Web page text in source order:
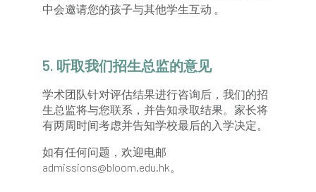
中会邀请您的孩子与其他学生互动 。
5. 听取我们招生总监的意见
学术团队针对评估结果进行咨询后，我们的招
生总监将与您联系，并告知录取结果。家长将
有两周时间考虑并告知学校最后的入学决定。
如有任何问题，欢迎电邮
admissions@bloom.edu.hk。